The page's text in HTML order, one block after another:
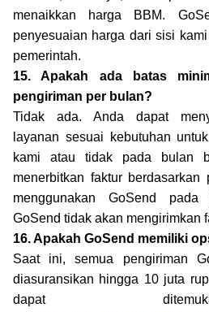
menaikkan harga BBM.
penyesuaian harga dari sisi
pemerintah.
15. Apakah ada batas
pengiriman per bulan?
Tidak ada. Anda dapat
layanan sesuai kebutuhan
kami atau tidak pada bulan
menerbitkan faktur
menggunakan GoSend
GoSend tidak akan mengirimkan
16. Apakah GoSend memiliki
Saat ini, semua pengiriman
diasuransikan hingga 10 juta
dapat